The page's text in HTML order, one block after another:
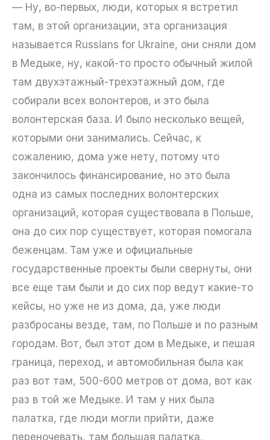
— Ну, во-первых, люди, которых я встретил
там, в этой организации, эта организация
называется Russians for Ukraine, они сняли дом
в Медыке, ну, какой-то просто обычный жилой
там двухэтажный-трехэтажный дом, где
собирали всех волонтеров, и это была
волонтерская база. И было несколько вещей,
которыми они занимались. Сейчас, к
сожалению, дома уже нету, потому что
закончилось финансирование, но это была
одна из самых последних волонтерских
организаций, которая существовала в Польше,
она до сих пор существует, которая помогала
беженцам. Там уже и официальные
государственные проекты были свернуты, они
все еще там были и до сих пор ведут какие-то
кейсы, но уже не из дома, да, уже люди
разбросаны везде, там, по Польше и по разным
городам. Вот, был этот дом в Медыке, и пешая
граница, переход, и автомобильная была как
раз вот там, 500-600 метров от дома, вот как
раз в той же Медыке. И там у них была
палатка, где люди могли прийти, даже
переночевать, там большая палатка,